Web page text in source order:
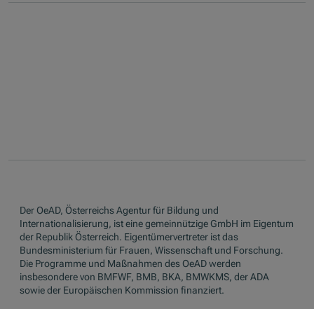
Der OeAD, Österreichs Agentur für Bildung und
Internationalisierung, ist eine gemeinnützige GmbH im Eigentum
der Republik Österreich. Eigentümervertreter ist das
Bundesministerium für Frauen, Wissenschaft und Forschung.
Die Programme und Maßnahmen des OeAD werden
insbesondere von BMFWF, BMB, BKA, BMWKMS, der ADA
sowie der Europäischen Kommission finanziert.